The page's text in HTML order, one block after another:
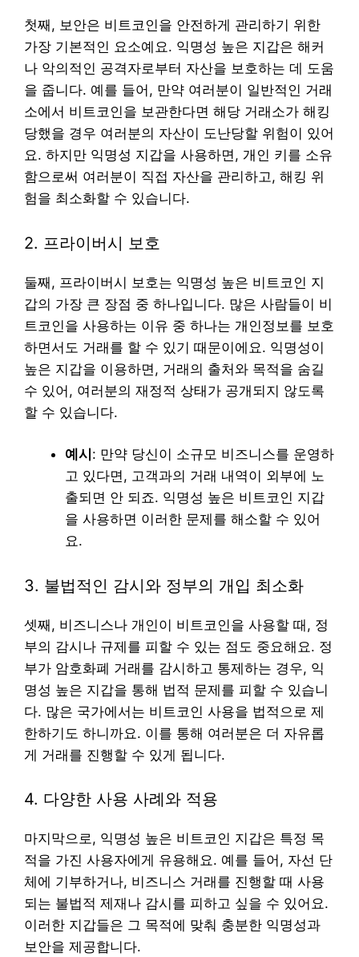
첫째, 보안은 비트코인을 안전하게 관리하기 위한
가장 기본적인 요소예요. 익명성 높은 지갑은 해커
나 악의적인 공격자로부터 자산을 보호하는 데 도움
을 줍니다. 예를 들어, 만약 여러분이 일반적인 거래
소에서 비트코인을 보관한다면 해당 거래소가 해킹
당했을 경우 여러분의 자산이 도난당할 위험이 있어
요. 하지만 익명성 지갑을 사용하면, 개인 키를 소유
함으로써 여러분이 직접 자산을 관리하고, 해킹 위
험을 최소화할 수 있습니다.
2. 프라이버시 보호
둘째, 프라이버시 보호는 익명성 높은 비트코인 지
갑의 가장 큰 장점 중 하나입니다. 많은 사람들이 비
트코인을 사용하는 이유 중 하나는 개인정보를 보호
하면서도 거래를 할 수 있기 때문이에요. 익명성이
높은 지갑을 이용하면, 거래의 출처와 목적을 숨길
수 있어, 여러분의 재정적 상태가 공개되지 않도록
할 수 있습니다.
예시 : 만약 당신이 소규모 비즈니스를 운영하
고 있다면, 고객과의 거래 내역이 외부에 노
출되면 안 되죠. 익명성 높은 비트코인 지갑
을 사용하면 이러한 문제를 해소할 수 있어
요.
3. 불법적인 감시와 정부의 개입 최소화
셋째, 비즈니스나 개인이 비트코인을 사용할 때, 정
부의 감시나 규제를 피할 수 있는 점도 중요해요. 정
부가 암호화폐 거래를 감시하고 통제하는 경우, 익
명성 높은 지갑을 통해 법적 문제를 피할 수 있습니
다. 많은 국가에서는 비트코인 사용을 법적으로 제
한하기도 하니까요. 이를 통해 여러분은 더 자유롭
게 거래를 진행할 수 있게 됩니다.
4. 다양한 사용 사례와 적용
마지막으로, 익명성 높은 비트코인 지갑은 특정 목
적을 가진 사용자에게 유용해요. 예를 들어, 자선 단
체에 기부하거나, 비즈니스 거래를 진행할 때 사용
되는 불법적 제재나 감시를 피하고 싶을 수 있어요.
이러한 지갑들은 그 목적에 맞춰 충분한 익명성과
보안을 제공합니다.